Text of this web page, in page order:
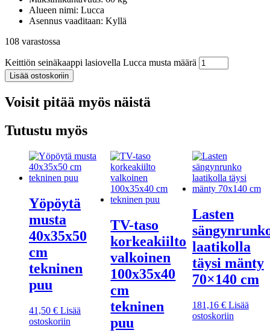
Alueen nimi: Lucca
Asennus vaaditaan: Kyllä
108 varastossa
Keittiön seinäkaappi lasiovella Lucca musta määrä
Lisää ostoskoriin
Voisit pitää myös näistä
Tutustu myös
Yöpöytä
musta
40x35x50
cm
tekninen
puu
41,50 € Lisää
ostoskoriin
TV-taso
korkeakiilto
valkoinen
100x35x40
cm
tekninen
puu
Lasten
laatikolla
täysi mänty
70×140 cm
181,16 € Lisää
ostoskoriin